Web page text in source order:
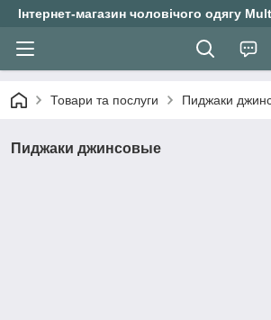
Інтернет-магазин чоловічого одягу
Товари та послуги Пиджаки
Пиджаки джинсовые